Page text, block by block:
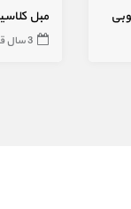
مبل کلاسیک
3 سال قبل